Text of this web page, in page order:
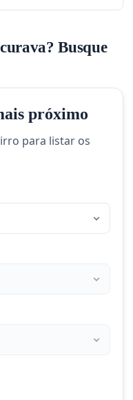
Busque
próximo
para listar os